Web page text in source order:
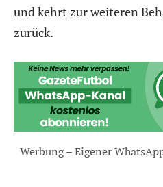
und kehrt zur weiteren
zurück.
Werbung – Eigener